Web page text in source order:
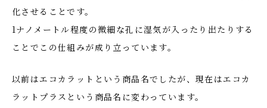
化させることです。
1ナノメートル程度の微細な孔に湿気が入ったり出たりする
ことでこの仕組みが成り立っています。
以前はエコカラットという商品名でしたが、現在はエコカ
ラットプラスという商品名に変わっています。